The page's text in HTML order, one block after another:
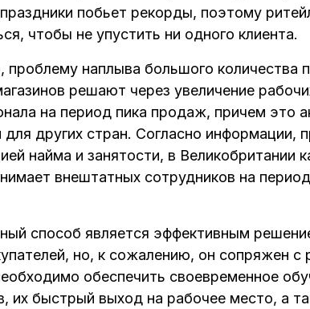
побьет рекорды, поэтому
чтобы не упустить ни одного клиента.
проблему наплыва большого количества
решают через увеличение
на период пика продаж, причем это
для других стран. Согласно информации,
найма и занятости, в Великобритании
внештатных сотрудников на
способ является эффективным
но, к сожалению, он сопряжен с
обеспечить своевременное
их быстрый выход на рабочее место, а